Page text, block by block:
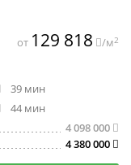
39 мин
44 мин
4 098 000
4 380 000
от 129 818 /м2